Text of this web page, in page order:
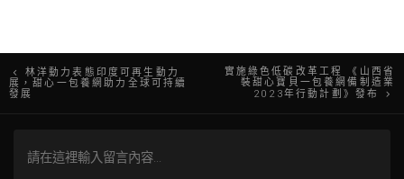
文
章
導
林洋動力表態印度可再生動力
展，甜心一包養網助力全球可持續
發展
實施綠色低碳改革工程 《山西省
裝甜心寶貝一包養網備制造業
2023年行動計劃》發布